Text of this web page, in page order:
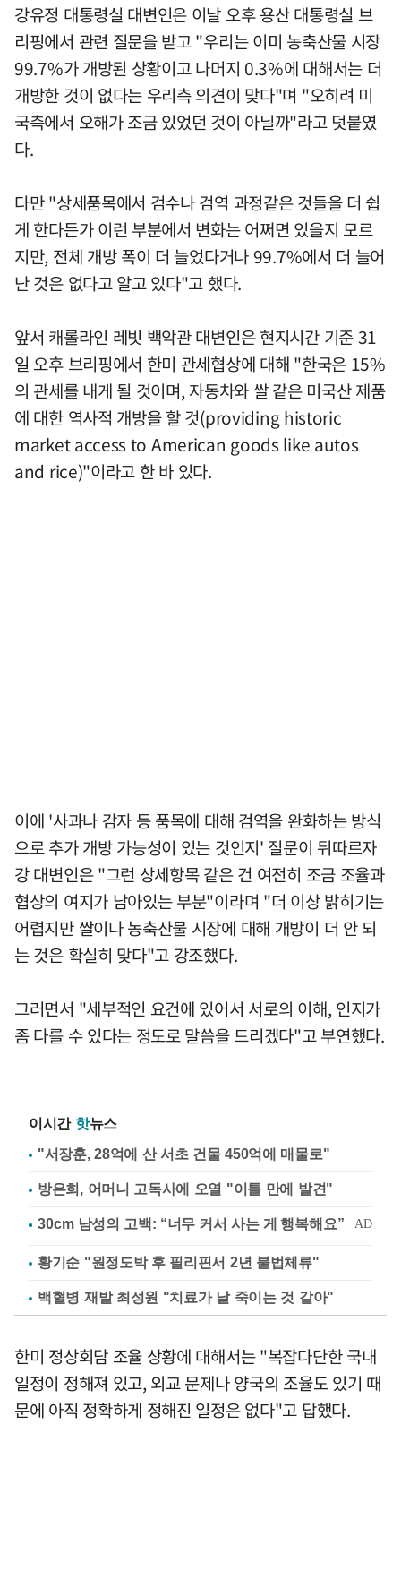
강유정 대통령실 대변인은 이날 오후 용산 대통령실 브
리핑에서 관련 질문을 받고 "우리는 이미 농축산물 시장
99.7%가 개방된 상황이고 나머지 0.3%에 대해서는 더
개방한 것이 없다는 우리측 의견이 맞다"며 "오히려 미
국측에서 오해가 조금 있었던 것이 아닐까"라고 덧붙였
다.
다만 "상세품목에서 검수나 검역 과정같은 것들을 더 쉽
게 한다든가 이런 부분에서 변화는 어쩌면 있을지 모르
지만, 전체 개방 폭이 더 늘었다거나 99.7%에서 더 늘어
난 것은 없다고 알고 있다"고 했다.
앞서 캐롤라인 레빗 백악관 대변인은 현지시간 기준 31
일 오후 브리핑에서 한미 관세협상에 대해 "한국은 15%
의 관세를 내게 될 것이며, 자동차와 쌀 같은 미국산 제품
에 대한 역사적 개방을 할 것(providing historic
market access to American goods like autos
and rice)"이라고 한 바 있다.
이에 '사과나 감자 등 품목에 대해 검역을 완화하는 방식
으로 추가 개방 가능성이 있는 것인지' 질문이 뒤따르자
강 대변인은 "그런 상세항목 같은 건 여전히 조금 조율과
협상의 여지가 남아있는 부분"이라며 "더 이상 밝히기는
어렵지만 쌀이나 농축산물 시장에 대해 개방이 더 안 되
는 것은 확실히 맞다"고 강조했다.
그러면서 "세부적인 요건에 있어서 서로의 이해, 인지가
좀 다를 수 있다는 정도로 말씀을 드리겠다"고 부연했다.
이시간 핫뉴스
"서장훈, 28억에 산 서초 건물 450억에 매물로"
방은희, 어머니 고독사에 오열 "이틀 만에 발견"
황기순 "원정도박 후 필리핀서 2년 불법체류"
백혈병 재발 최성원 "치료가 날 죽이는 것 같아"
한미 정상회담 조율 상황에 대해서는 "복잡다단한 국내
일정이 정해져 있고, 외교 문제나 양국의 조율도 있기 때
문에 아직 정확하게 정해진 일정은 없다"고 답했다.